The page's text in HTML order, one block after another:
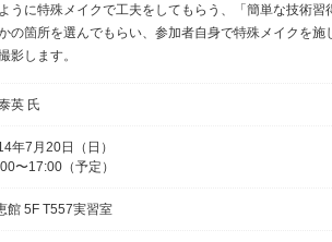
うに特殊メイクで工夫をしてもらう、「簡単な技術習
の箇所を選んでもらい、参加者自身で特殊メイクを
影します。
英 氏
年7月20日（日）
〜17:00（予定）
館 5F T557実習室